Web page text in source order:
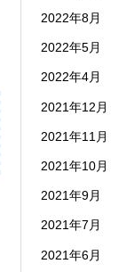
2022年8月
2022年5月
2022年4月
2021年12月
2021年11月
2021年10月
2021年9月
2021年7月
2021年6月